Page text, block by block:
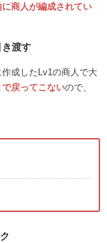
商人が編成されてい
渡す
成したLv1の商人で大
戻ってこないので、